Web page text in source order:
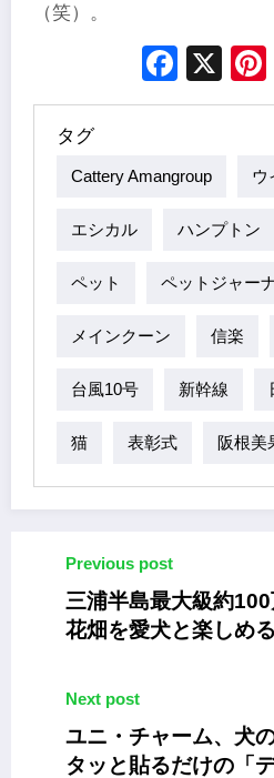
（笑）。
X
タグ
Cattery Amangroup ウ
エシカル ハンプトン
ペット ペットジャー
メインクーン 信楽
台風10号 新幹線
猫 表彰式 阪根美
Previous post
三浦半島最大級約
花畑を愛犬と楽しめ
Next post
ユニ・チャーム、犬
タッと貼るだけの「